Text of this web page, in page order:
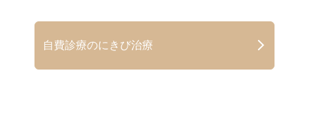
自費診療のにきび治療